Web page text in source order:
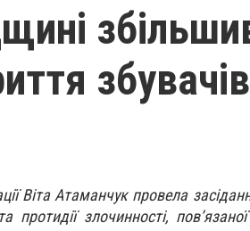
збувачів
Віта Атаманчук провела
протидії злочинності,